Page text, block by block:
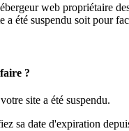
web propriétaire
a été suspendu soit pour
?
site a été suspendu.
sa date d'expiration